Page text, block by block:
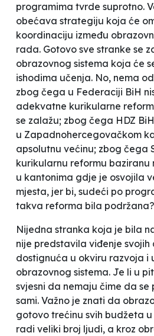
programima tvrde suprotno.
obećava strategiju koja će
koordinaciju između
rada. Gotovo sve stranke se
obrazovnog sistema koja će
ishodima učenja. No, nema
zbog čega u Federaciji BiH
adekvatne kurikularne
se zalažu; zbog čega HDZ
u Zapadnohercegovačkom
apsolutnu većinu; zbog čega
kurikularnu reformu baziranu
u kantonima gdje je osvojila
mjesta, jer bi, sudeći po
takva reforma bila podržana?
Nijedna stranka koja je bila
nije predstavila viđenje svojih
dostignuća u okviru razvoja i
obrazovnog sistema. Je li u
svjesni da nemaju čime da se
sami. Važno je znati da
gotovo trećinu svih budžeta
radi veliki broj ljudi, a kroz